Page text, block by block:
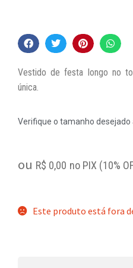
Vestido de festa longo no
única.
Verifique o tamanho
ou R$ 0,00 no PIX (10%
Este produto está fora